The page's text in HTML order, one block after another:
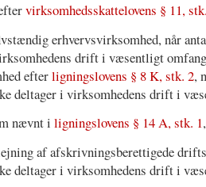
virksomhedsskattelovens § 11,
erhvervsvirksomhed, når
drift i væsentligt
efterligningslovens § 8 K, stk. 2,
deltager i virksomhedens drift i
nævnt i ligningslovens § 14 A, stk. 1,
af afskrivningsberettigede
deltager i virksomhedens drift i